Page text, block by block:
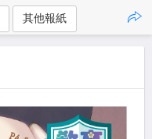
其他報紙